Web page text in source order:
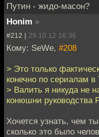
Путин - жидо-масон?
Honim »
#212 | 29.10.12 16:36
Кому: SeWe, #208
> Это только
конечно по сериалам
> Валить я никуда не
конюшни руководства
Хочется узнать, чем
сколько это было